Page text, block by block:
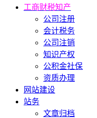
工商财税知产
公司注册
会计税务
公司注销
知识产权
公积金社保
资质办理
网站建设
站务
文章归档